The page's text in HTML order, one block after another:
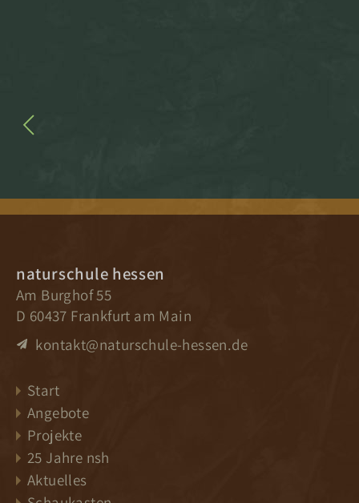
naturschule hessen
Am Burghof 55
D 60437 Frankfurt am Main
kontakt@naturschule-hessen.de
Start
Angebote
Projekte
25 Jahre nsh
Aktuelles